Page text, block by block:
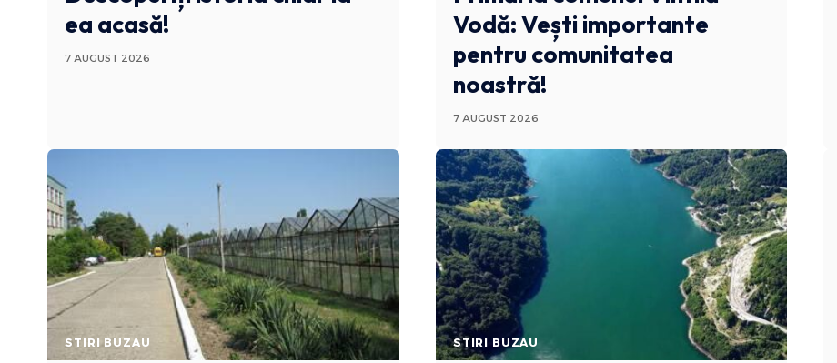
ea acasă!
7 AUGUST 2026
Vodă: Vești importante
pentru comunitatea
noastră!
7 AUGUST 2026
STIRI BUZAU STIRI BUZAU